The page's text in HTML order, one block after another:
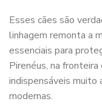
Esses cães são
linhagem remonta a
essenciais para
Pirenéus, na
indispensáveis muito
modernas.